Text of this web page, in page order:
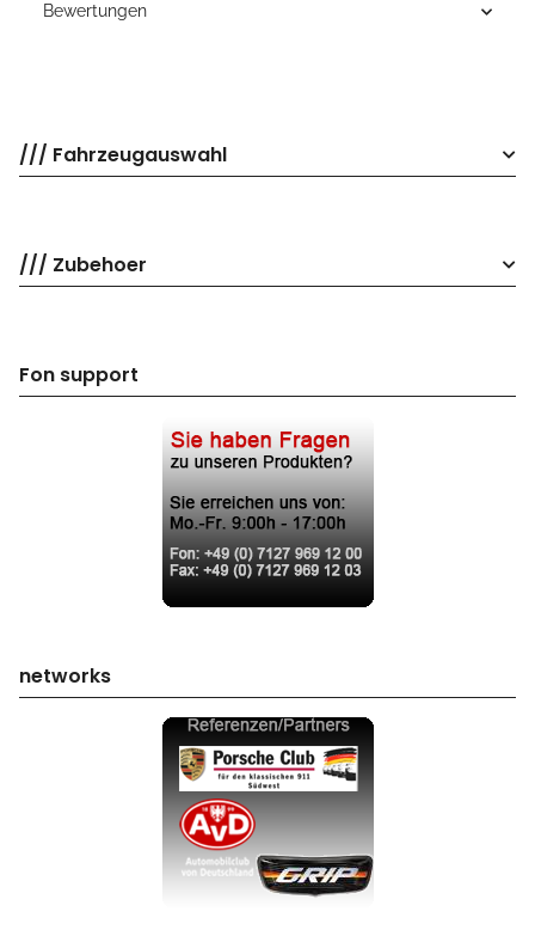
Bewertungen
/// Fahrzeugauswahl
/// Zubehoer
Fon support
networks